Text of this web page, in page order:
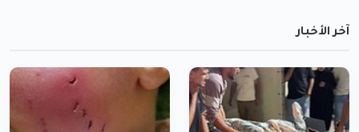
آخر الأخبار